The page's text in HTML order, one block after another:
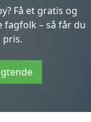
Få et gratis og
– så får du
pris.